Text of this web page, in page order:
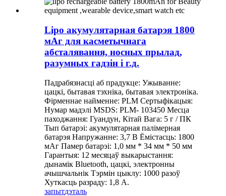
Lipo акумулятарная батарэя 1800
мАг для касметычнага
абсталявання, носных прылад,
разумных гадзін і г.д.
Падрабязнасці аб прадукце: Ужыванне:
цацкі, бытавая тэхніка, бытавая электроніка.
Фірменнае найменне: PLM Сертыфікацыя:
Нумар мадэлі MSDS: PLM- 103450 Месца
паходжання: Гуандун, Кітай Вага: 5 г / ПК
Тып батарэі: акумулятарная палімерная
батарэя Напружанне: 3,7 В Ёмістасць: 1800
мАг Памер батарэі: 1,0 мм * 34 мм * 50 мм
Гарантыя: 12 месяцаў выкарыстання:
дынамік Bluetooth, цацкі, электронны
ачышчальнік Тэрмін цыклу: 1000 разоў
Хуткасць разраду: 1,8 А.
запытдэталь